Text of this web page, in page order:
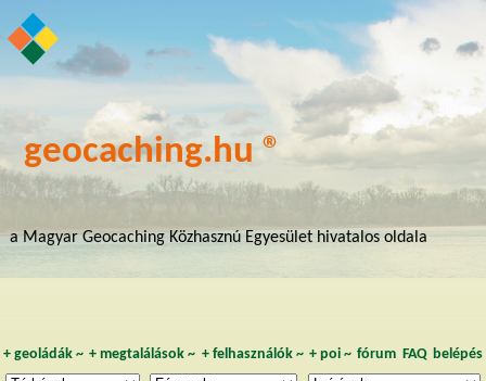
geocaching.hu ®
a Magyar Geocaching Közhasznú Egyesület hivatalos oldala
+ geoládák~ +megtalálások ~ + felhasználók~ + poi~ fórum FAQ belépés